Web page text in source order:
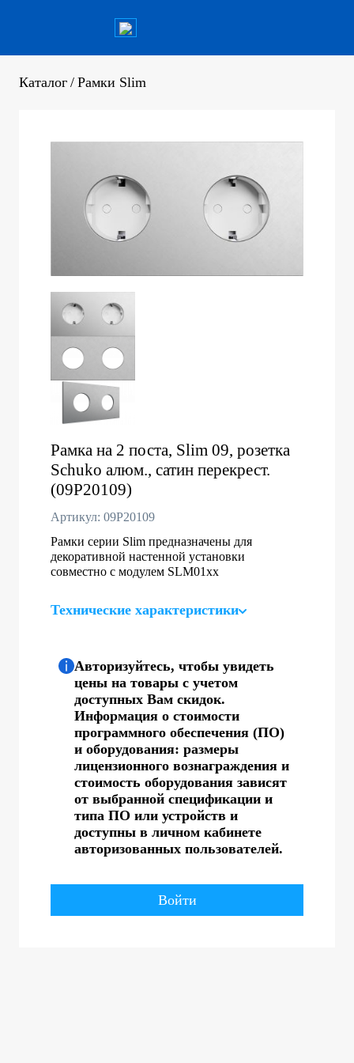
Каталог / Рамки Slim
Рамка на 2 поста, Slim 09, розетка
Schuko алюм., сатин перекрест.
(09P20109)
Артикул: 09P20109
Рамки серии Slim предназначены для
декоративной настенной установки
совместно с модулем SLM01хх
Технические характеристики
Авторизуйтесь, чтобы увидеть
цены на товары с учетом
доступных Вам скидок.
Информация о стоимости
программного обеспечения (ПО)
и оборудования: размеры
лицензионного вознаграждения и
стоимость оборудования зависят
от выбранной спецификации и
типа ПО или устройств и
доступны в личном кабинете
авторизованных пользователей.
Войти